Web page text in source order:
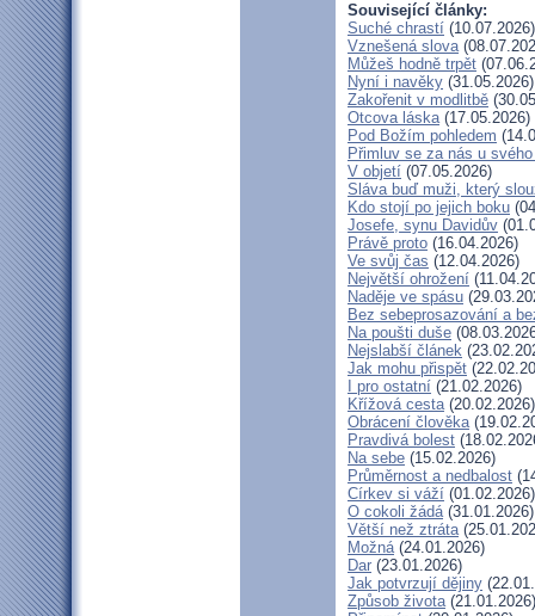
Související články:
Suché chrastí (10.07.2026)
Vznešená slova
Můžeš hodně trpět
Nyní i navěky (31.05.2026)
Zakořenit v modlitbě
Otcova láska(17.05.2026)
Pod Božím pohledem
Přimluv se za nás u
V objetí (07.05.2026)
Sláva buď muži, který
Kdo stojí po jejich boku
Josefe, synu Davidův
Právě proto (16.04.2026)
Ve svůj čas (12.04.2026)
Největší ohrožení
Naděje ve spásu
Bez sebeprosazování a
Na poušti duše
Nejslabší článek
Jak mohu přispět
I pro ostatní (21.02.2026)
Křížová cesta(20.02.2026)
Obrácení člověka
Pravdivá bolest
Na sebe (15.02.2026)
Průměrnost a nedbalost
Církev si váží (01.02.2026)
O cokoli žádá(31.01.2026)
Větší než ztráta
Možná(24.01.2026)
Dar (23.01.2026)
Jak potvrzují dějiny
Způsob života(21.01.2026)